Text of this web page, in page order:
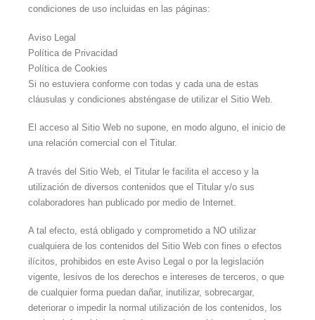
condiciones de uso incluidas en las páginas:
Aviso Legal
Política de Privacidad
Política de Cookies
Si no estuviera conforme con todas y cada una de estas
cláusulas y condiciones absténgase de utilizar el Sitio Web.
El acceso al Sitio Web no supone, en modo alguno, el inicio de
una relación comercial con el Titular.
A través del Sitio Web, el Titular le facilita el acceso y la
utilización de diversos contenidos que el Titular y/o sus
colaboradores han publicado por medio de Internet.
A tal efecto, está obligado y comprometido a NO utilizar
cualquiera de los contenidos del Sitio Web con fines o efectos
ilícitos, prohibidos en este Aviso Legal o por la legislación
vigente, lesivos de los derechos e intereses de terceros, o que
de cualquier forma puedan dañar, inutilizar, sobrecargar,
deteriorar o impedir la normal utilización de los contenidos, los